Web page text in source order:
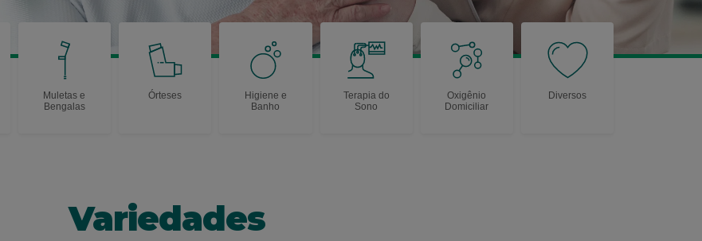
Muletas e
Bengalas
Órteses
Higiene e
Banho
Terapia do
Sono
Oxigênio
Domiciliar
Diversos
Variedades